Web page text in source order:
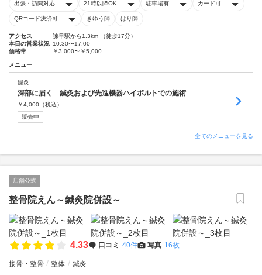
出張・訪問対応 21時以降OK 駐車場有 カード可
QRコード決済可 きゆう師 はり師
アクセス
諫早駅から1.3km （徒歩17分）
本日の営業状況 10:30〜17:00
価格帯
￥3,000〜￥5,000
メニュー
鍼灸
深部に届く 鍼灸および先進機器ハイボルトでの施術
￥4,000 （税込）
販売中
全てのメニューを見る
店舗公式
整骨院えん～鍼灸院併設～
4.33 口コミ 40件 写真 16枚
接骨・整骨 整体 鍼灸